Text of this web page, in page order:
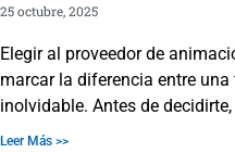
25 octubre, 2025
Elegir al proveedor de
marcar la diferencia entre
inolvidable. Antes de
Leer Más >>